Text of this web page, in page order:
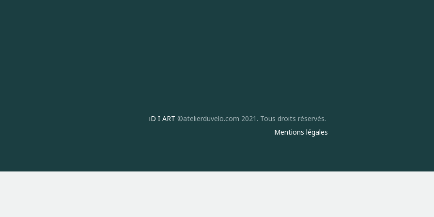
iD I ART ©atelierduvelo.com 2021. Tous droits réservés.
Mentions légales